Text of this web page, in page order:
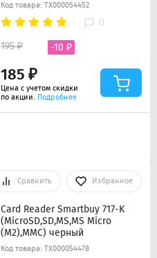
Код товара: ТХ000054452
0
185 ₽
195 ₽ -10 ₽
Цена с учетом скидки
по акции. Подробнее
Сравнить Избранное
Card Reader Smartbuy 717-K
(MicroSD,SD,MS,MS Micro
(M2),MMC) черный
Код товара: ТХ000054478